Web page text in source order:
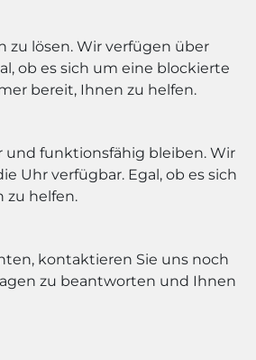
zu lösen. Wir verfügen über
ob es sich um eine blockierte
bereit, Ihnen zu helfen.
und funktionsfähig bleiben. Wir
Uhr verfügbar. Egal, ob es sich
zu helfen.
kontaktieren Sie uns noch
zu beantworten und Ihnen